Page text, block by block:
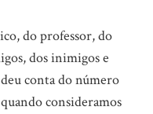
do professor, do
dos inimigos e
conta do número
consideramos